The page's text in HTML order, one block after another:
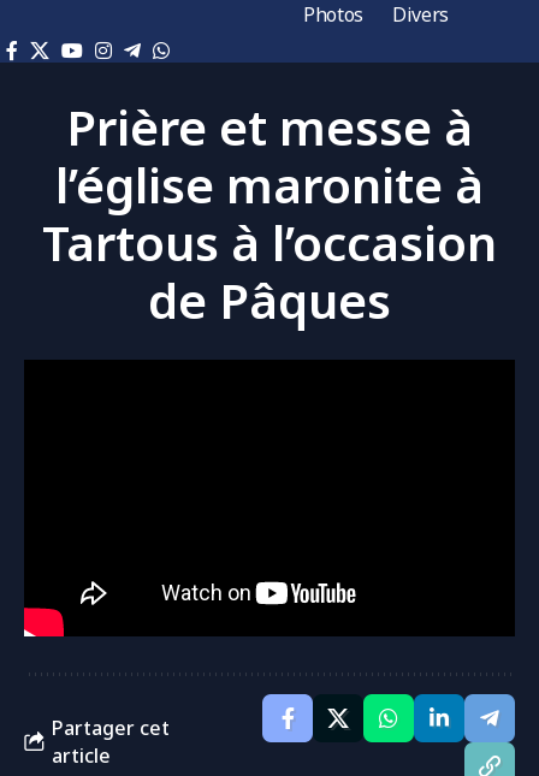
Photos
Divers
Prière et messe à
l’église maronite à
Tartous à l’occasion
de Pâques
Partager cet
article